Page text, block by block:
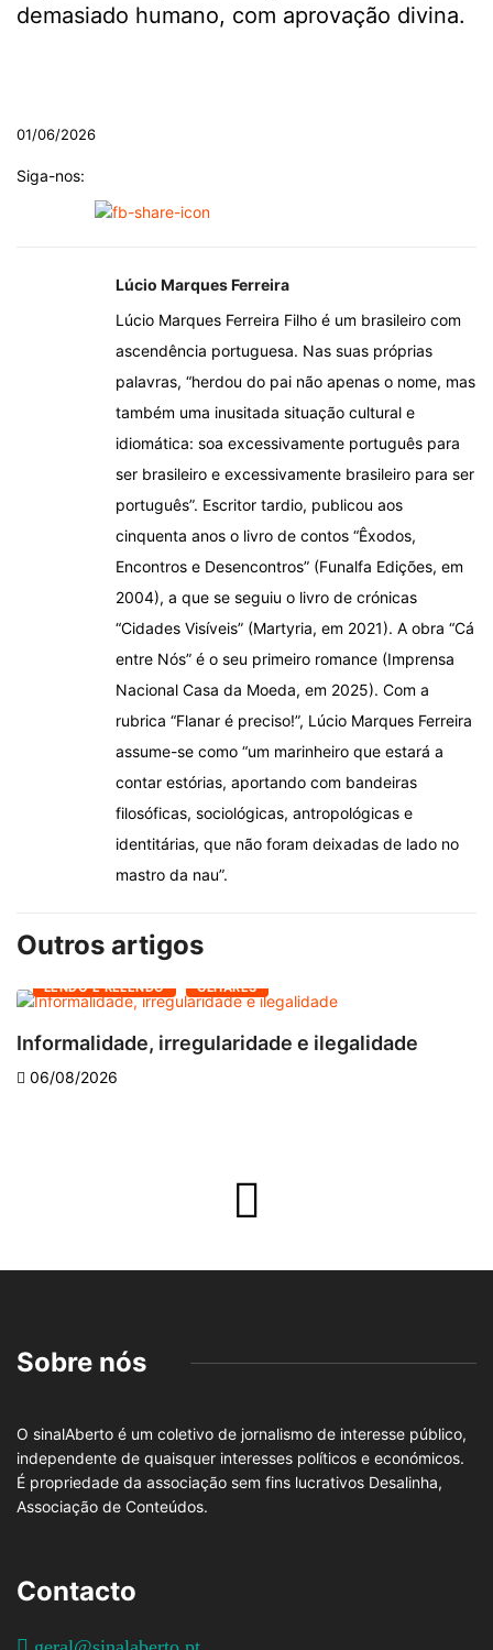
demasiado humano, com aprovação divina.
01/06/2026
Siga-nos:
Lúcio Marques Ferreira
Lúcio Marques Ferreira Filho é um brasileiro com
ascendência portuguesa. Nas suas próprias
palavras, “herdou do pai não apenas o nome, mas
também uma inusitada situação cultural e
idiomática: soa excessivamente português para
ser brasileiro e excessivamente brasileiro para ser
português”. Escritor tardio, publicou aos
cinquenta anos o livro de contos “Êxodos,
Encontros e Desencontros” (Funalfa Edições, em
2004), a que se seguiu o livro de crónicas
“Cidades Visíveis” (Martyria, em 2021). A obra “Cá
entre Nós” é o seu primeiro romance (Imprensa
Nacional Casa da Moeda, em 2025). Com a
rubrica “Flanar é preciso!”, Lúcio Marques Ferreira
assume-se como “um marinheiro que estará a
contar estórias, aportando com bandeiras
filosóficas, sociológicas, antropológicas e
identitárias, que não foram deixadas de lado no
mastro da nau”.
Outros artigos
LENDO E RELENDO OLHARES
Informalidade, irregularidade e ilegalidade
06/08/2026
Sobre nós
O sinalAberto é um coletivo de jornalismo de interesse público,
independente de quaisquer interesses políticos e económicos.
É propriedade da associação sem fins lucrativos Desalinha,
Associação de Conteúdos.
Contacto